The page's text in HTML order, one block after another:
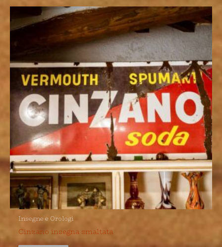
Insegne e Orologi
Cinzano insegna smaltata